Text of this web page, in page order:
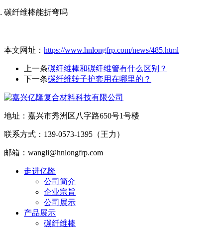
碳纤维棒能折弯吗
本文网址： https://www.hnlongfrp.com/news/485.html
上一条碳纤维棒和碳纤维管有什么区别？
下一条碳纤维转子护套用在哪里的？
地址：嘉兴市秀洲区八字路650号1号楼
联系方式：139-0573-1395（王力）
邮箱：wangli@hnlongfrp.com
走进亿隆
公司简介
企业宗旨
公司展示
产品展示
碳纤维棒